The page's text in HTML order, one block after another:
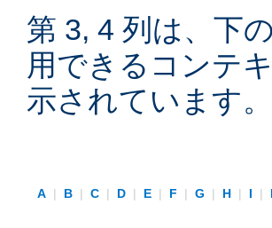
第 3, 4 列は、下
用できるコンテ
示されています。
A | B | C | D | E | F | G | H | I |